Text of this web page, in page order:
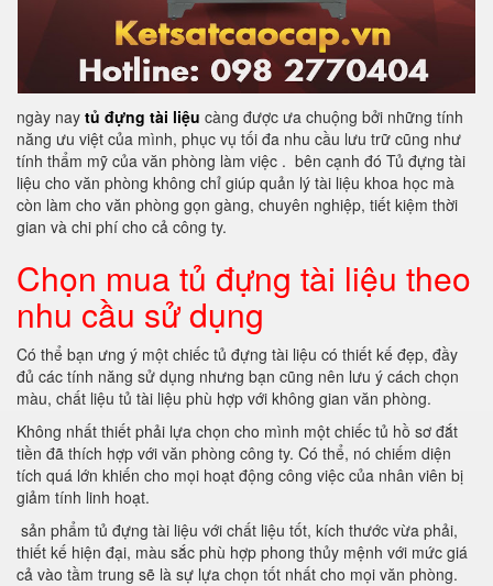
ngày nay tủ đựng tài liệu càng được ưa chuộng bởi những tính
năng ưu việt của mình, phục vụ tối đa nhu cầu lưu trữ cũng như
tính thẩm mỹ của văn phòng làm việc . bên cạnh đó Tủ đựng tài
liệu cho văn phòng không chỉ giúp quản lý tài liệu khoa học mà
còn làm cho văn phòng gọn gàng, chuyên nghiệp, tiết kiệm thời
gian và chi phí cho cả công ty.
Chọn mua tủ đựng tài liệu theo
nhu cầu sử dụng
Có thể bạn ưng ý một chiếc tủ đựng tài liệu có thiết kế đẹp, đầy
đủ các tính năng sử dụng nhưng bạn cũng nên lưu ý cách chọn
màu, chất liệu tủ tài liệu phù hợp với không gian văn phòng.
Không nhất thiết phải lựa chọn cho mình một chiếc tủ hồ sơ đắt
tiền đã thích hợp với văn phòng công ty. Có thể, nó chiếm diện
tích quá lớn khiến cho mọi hoạt động công việc của nhân viên bị
giảm tính linh hoạt.
sản phẩm tủ đựng tài liệu với chất liệu tốt, kích thước vừa phải,
thiết kế hiện đại, màu sắc phù hợp phong thủy mệnh với mức giá
cả vào tầm trung sẽ là sự lựa chọn tốt nhất cho mọi văn phòng.